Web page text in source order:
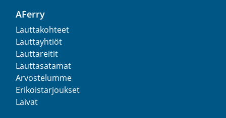
AFerry
Lauttakohteet
Lauttayhtiöt
Lauttareitit
Lauttasatamat
Arvostelumme
Erikoistarjoukset
Laivat